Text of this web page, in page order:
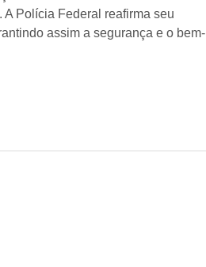
Polícia Federal reafirma seu
assim a segurança e o bem-